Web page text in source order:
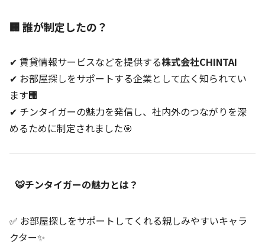
🏢 誰が制定したの？
✔ 賃貸情報サービスなどを提供する株式会社CHINTAI
✔ お部屋探しをサポートする企業として広く知られてい
ます🏢
✔ チンタイガーの魅力を発信し、社内外のつながりを深
めるために制定されました🎯
🐯チンタイガーの魅力とは？
✅ お部屋探しをサポートしてくれる親しみやすいキャラ
クター✨